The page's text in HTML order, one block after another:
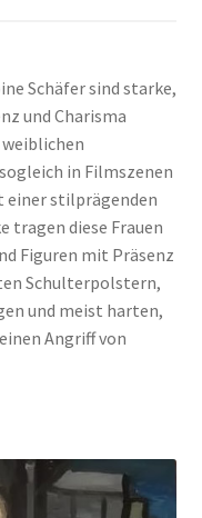
Schäfer sind starke,
und Charisma
in Filmszenen
einer stilprägenden
tragen diese Frauen
Figuren mit Präsenz
Schulterpolstern,
und meist harten,
Angriff von